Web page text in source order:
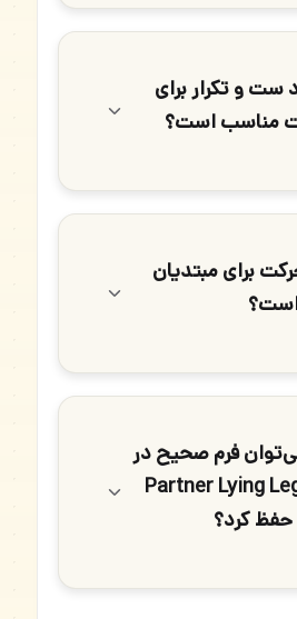
ست و تکرار برای
مناسب است؟
برای مبتدیان
فرم صحیح در
Partner Lying